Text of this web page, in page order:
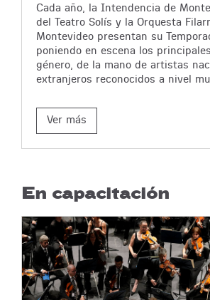
Cada año, la Intendencia de
del Teatro Solís y la Orquesta
Montevideo presentan su
poniendo en escena los
género, de la mano de artistas
extranjeros reconocidos a nivel
Ver más
En capacitación